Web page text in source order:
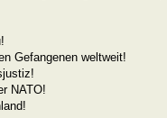
Gefangenen weltweit!
NATO!